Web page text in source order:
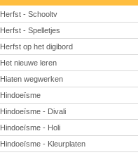
Herfst - Schooltv
Herfst - Spelletjes
Herfst op het digibord
Het nieuwe leren
Hiaten wegwerken
Hindoeïsme
Hindoeïsme - Divali
Hindoeïsme - Holi
Hindoeïsme - Kleurplaten